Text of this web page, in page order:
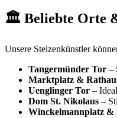
🏛 Beliebte Orte
Unsere Stelzenkünstler
Tangermünder Tor –
Marktplatz &
Uenglinger Tor –
Dom St. Nikolaus –
Winckelmannplatz &